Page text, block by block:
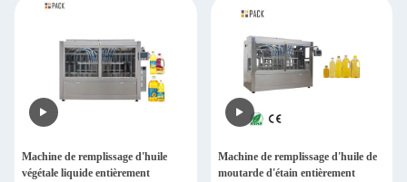
Machine de remplissage d'huile
végétale liquide entièrement
Machine de remplissage d'huile de
moutarde d'étain entièrement